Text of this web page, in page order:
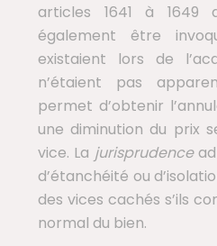
articles 1641 à 1649
également être
existaient lors de
n’étaient pas
permet d’obtenir
une diminution du prix
vice. La jurisprudence
d’étanchéité ou
des vices cachés s’ils
normal du bien.